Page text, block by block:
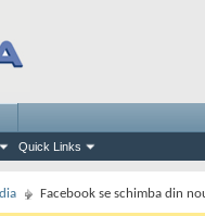
Quick Links
Facebook se schimba din